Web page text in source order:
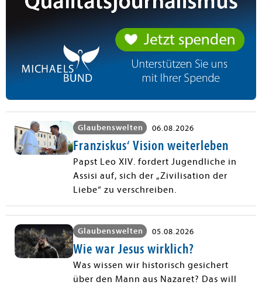
Glaubenswelten 06.08.2026
Franziskus‘ Vision weiterleben
Papst Leo XIV. fordert Jugendliche in
Assisi auf, sich der „Zivilisation der
Liebe“ zu verschreiben.
Glaubenswelten 05.08.2026
Wie war Jesus wirklich?
Was wissen wir historisch gesichert
über den Mann aus Nazaret? Das will